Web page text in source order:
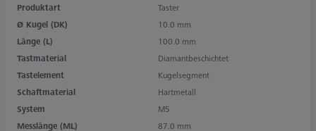
Produktart
Taster
Ø Kugel (DK)
10.0 mm
Länge (L)
100.0 mm
Tastmaterial
Diamantbeschichtet
Tastelement
Kugelsegment
Schaftmaterial
Hartmetall
System
M5
Messlänge (ML)
87.0 mm